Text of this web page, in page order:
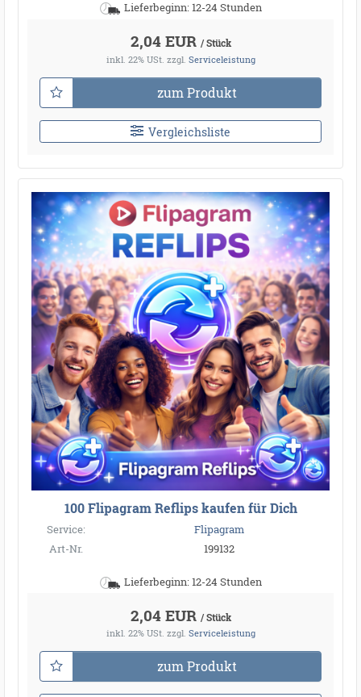
Lieferbeginn: 12-24 Stunden
2,04 EUR / Stück
inkl. 22% USt. zzgl. Serviceleistung
zum Produkt
Vergleichsliste
100 Flipagram Reflips kaufen für Dich
Service:
Flipagram
Art-Nr.
199132
Lieferbeginn: 12-24 Stunden
2,04 EUR / Stück
inkl. 22% USt. zzgl. Serviceleistung
zum Produkt